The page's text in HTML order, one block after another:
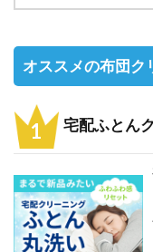
オススメの布団ク
宅配ふとん